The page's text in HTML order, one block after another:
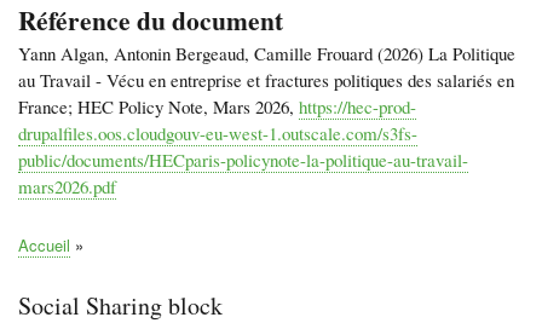
Référence du document
Yann Algan, Antonin Bergeaud, Camille Frouard (2026) La Politique
au Travail - Vécu en entreprise et fractures politiques des salariés en
France; HEC Policy Note, Mars 2026, https://hec-prod-
drupalfiles.oos.cloudgouv-eu-west-1.outscale.com/s3fs-
public/documents/HECparis-policynote-la-politique-au-travail-
mars2026.pdf
d'Ariane
Accueil
Social Sharing block